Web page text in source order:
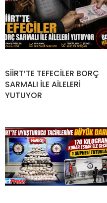
SİİRT’TE TEFECİLER BORÇ
SARMALI İLE AİLELERİ
YUTUYOR